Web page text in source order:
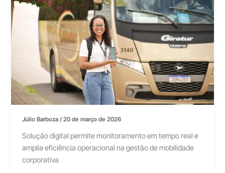
Júlio Barboza/20 de março de 2026
Solução digital permite monitoramento em tempo real e
amplia eficiência operacional na gestão de mobilidade
corporativa